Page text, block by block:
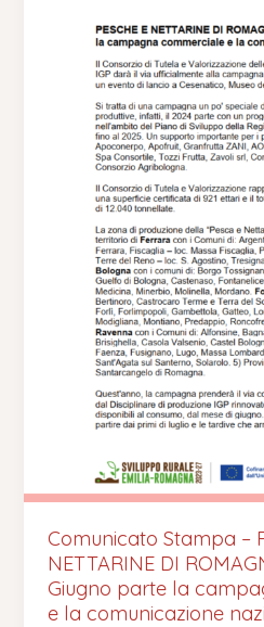
Comunicato Stampa –
NETTARINE DI
Giugno parte la
e la comunicazione
NETTARINE
ROMAGNA
Giugno
campagna
commerciale
comunicazione
nazionale